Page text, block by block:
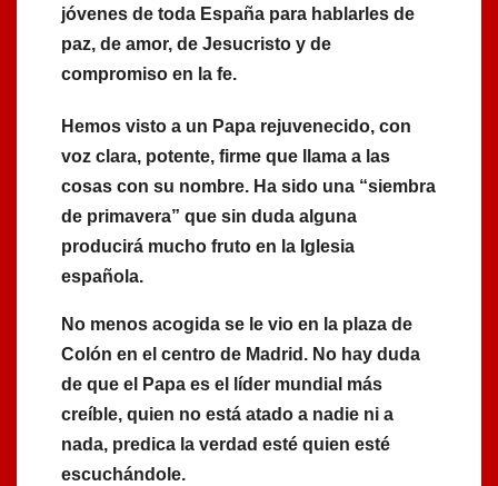
jóvenes de toda España para hablarles de
paz, de amor, de Jesucristo y de
compromiso en la fe.
Hemos visto a un Papa rejuvenecido, con
voz clara, potente, firme que llama a las
cosas con su nombre. Ha sido una “siembra
de primavera” que sin duda alguna
producirá mucho fruto en la Iglesia
española.
No menos acogida se le vio en la plaza de
Colón en el centro de Madrid. No hay duda
de que el Papa es el líder mundial más
creíble, quien no está atado a nadie ni a
nada, predica la verdad esté quien esté
escuchándole.